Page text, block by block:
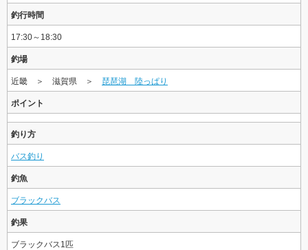
釣行時間
17:30～18:30
釣場
近畿 ＞ 滋賀県 ＞ 琵琶湖 陸っぱり
ポイント
釣り方
バス釣り
釣魚
ブラックバス
釣果
ブラックバス1匹